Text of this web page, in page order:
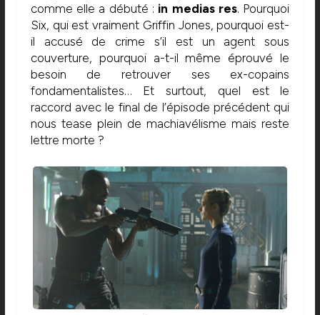
comme elle a débuté : in medias res. Pourquoi
Six, qui est vraiment Griffin Jones, pourquoi est-
il accusé de crime s’il est un agent sous
couverture, pourquoi a-t-il même éprouvé le
besoin de retrouver ses ex-copains
fondamentalistes… Et surtout, quel est le
raccord avec le final de l’épisode précédent qui
nous tease plein de machiavélisme mais reste
lettre morte ?